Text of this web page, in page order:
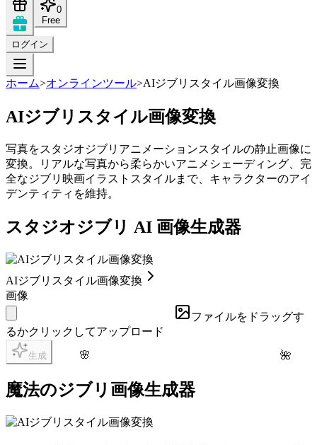
🌸 🌺
0
Free
ログイン
ホーム>オンラインツール>AIジブリスタイル画像変換
AIジブリスタイル画像変換
写真をスタジオジブリアニメーションスタイルの静止画像に
変換。リアルな写真から柔らかいアニメシェーディング、完
全なジブリ映画イラストスタイルまで、キャラクターのアイ
デンティティを維持。
スタジオジブリ AI 画像生成器
AIジブリスタイル画像変換
画像
ファイルをドラッグす
るかクリックしてアップロード
生成
魔法のジブリ画像生成器